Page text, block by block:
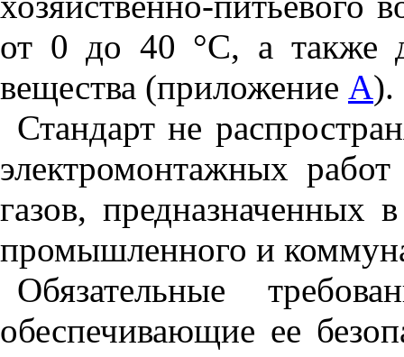
от 0 до 40 °С, а также
вещества (приложение А).
Стандарт не
электромонтажных
газов, предназначенных
промышленного и
Обязательные
обеспечивающие ее